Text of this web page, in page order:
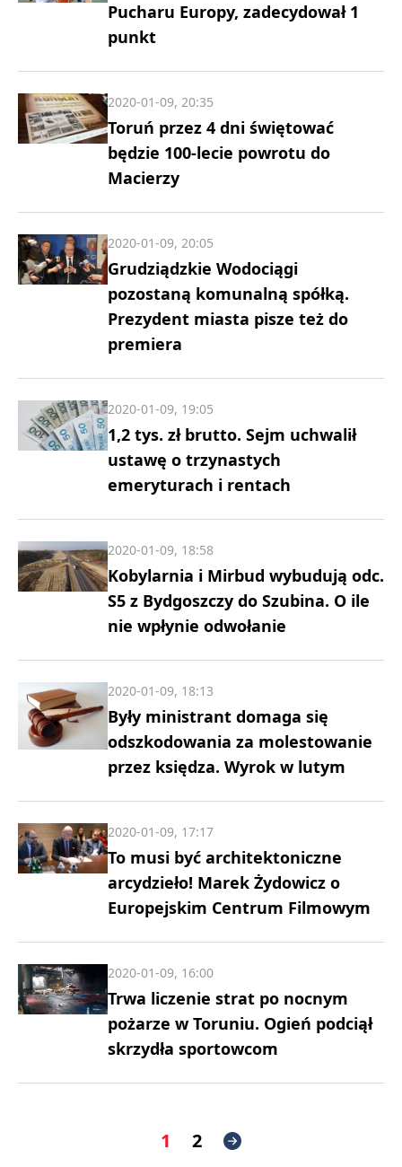
Pucharu Europy, zadecydował 1
punkt
Toruń przez 4 dni świętować
będzie 100-lecie powrotu do
Macierzy
2020-01-09, 20:35
Grudziądzkie Wodociągi
pozostaną komunalną spółką.
Prezydent miasta pisze też do
premiera
2020-01-09, 20:05
1,2 tys. zł brutto. Sejm uchwalił
ustawę o trzynastych
emeryturach i rentach
2020-01-09, 19:05
Kobylarnia i Mirbud wybudują odc.
S5 z Bydgoszczy do Szubina. O ile
nie wpłynie odwołanie
2020-01-09, 18:58
Były ministrant domaga się
odszkodowania za molestowanie
przez księdza. Wyrok w lutym
2020-01-09, 18:13
To musi być architektoniczne
arcydzieło! Marek Żydowicz o
Europejskim Centrum Filmowym
2020-01-09, 17:17
Trwa liczenie strat po nocnym
pożarze w Toruniu. Ogień podciął
skrzydła sportowcom
2020-01-09, 16:00
1 2